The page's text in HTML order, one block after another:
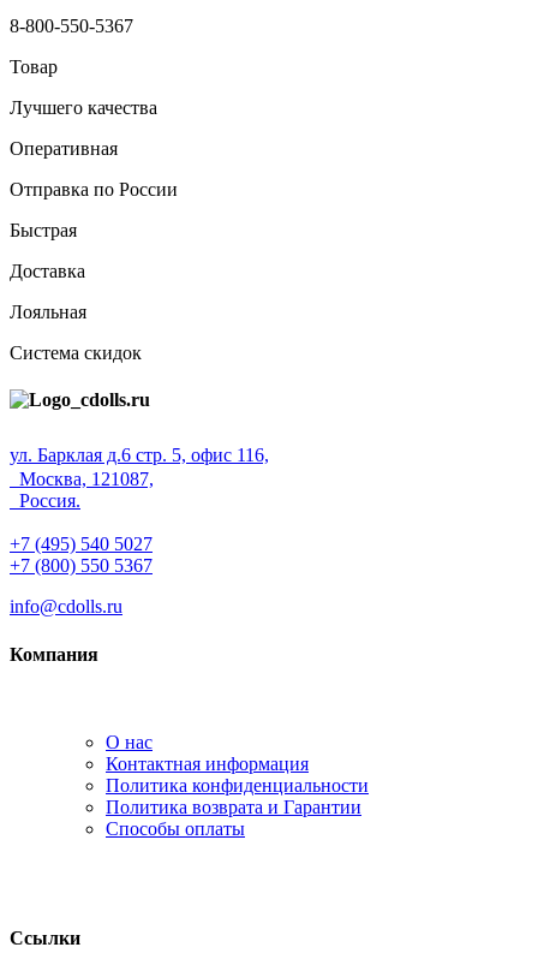
8-800-550-5367
Товар
Лучшего качества
Оперативная
Отправка по России
Быстрая
Доставка
Лояльная
Система скидок
ул. Барклая д.6 стр. 5, офис 116,
Москва, 121087,
Россия.
+7 (495) 540 5027
+7 (800) 550 5367
info@cdolls.ru
Компания
О нас
Контактная информация
Политика конфиденциальности
Политика возврата и Гарантии
Способы оплаты
Ссылки